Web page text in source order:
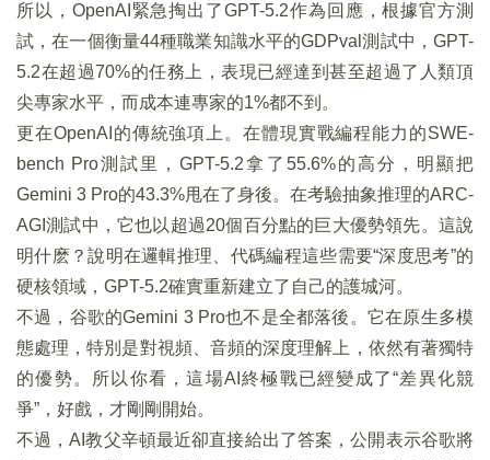
所以，OpenAI緊急掏出了GPT-5.2作為回應，根據官方測
試，在一個衡量44種職業知識水平的GDPval測試中，GPT-
5.2在超過70%的任務上，表現已經達到甚至超過了人類頂
尖專家水平，而成本連專家的1%都不到。
更在OpenAI的傳統強項上。在體現實戰編程能力的SWE-
bench Pro測試里，GPT-5.2拿了55.6%的高分，明顯把
Gemini 3 Pro的43.3%甩在了身後。在考驗抽象推理的ARC-
AGI測試中，它也以超過20個百分點的巨大優勢領先。這說
明什麽？說明在邏輯推理、代碼編程這些需要“深度思考”的
硬核領域，GPT-5.2確實重新建立了自己的護城河。
不過，谷歌的Gemini 3 Pro也不是全都落後。它在原生多模
態處理，特別是對視頻、音頻的深度理解上，依然有著獨特
的優勢。所以你看，這場AI終極戰已經變成了“差異化競
爭”，好戲，才剛剛開始。
不過，AI教父辛頓最近卻直接給出了答案，公開表示谷歌將